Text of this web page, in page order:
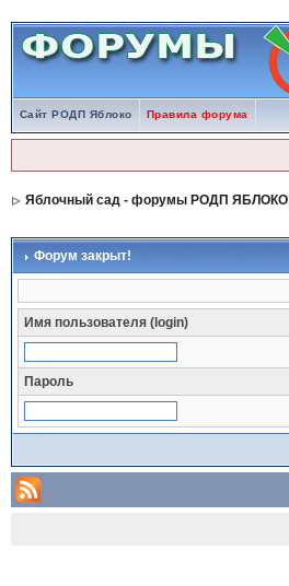
Сайт РОДП Яблоко Правила форума
Яблочный сад - форумы РОДП ЯБЛОКО
Форум закрыт!
Имя пользователя (login)
Пароль